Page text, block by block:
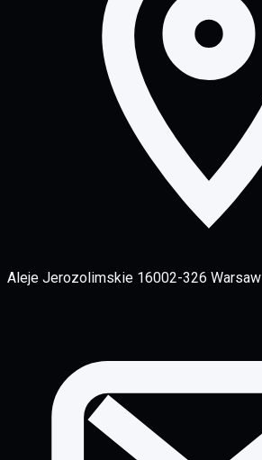
Aleje Jerozolimskie 16002-326 Warsaw